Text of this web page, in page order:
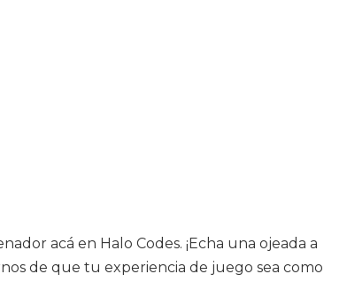
acá en Halo Codes. ¡Echa una ojeada a
de que tu experiencia de juego sea como